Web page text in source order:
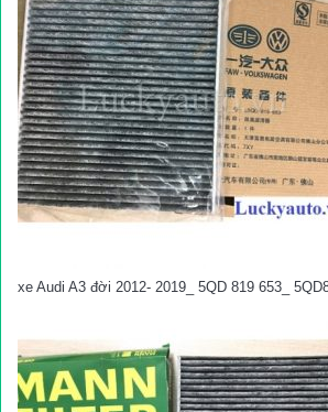
xe Audi A3 đời 2012- 2019_ 5QD 819 653_